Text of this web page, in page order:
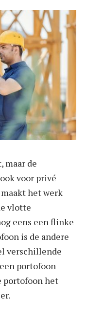
maar de
voor privé
het werk
vlotte
eens een flinke
is de andere
verschillende
portofoon
portofoon het